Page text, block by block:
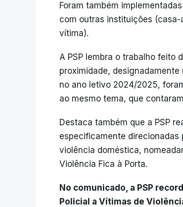
Foram também
com outras instituições
vítima).
A PSP lembra o trabalho feito
proximidade,
no ano letivo 2024/2025,
ao mesmo tema, que
Destaca também que a PSP
especificamente
violência doméstica,
Violência Fica à Porta.
No comunicado, a PSP
Policial a Vítimas de